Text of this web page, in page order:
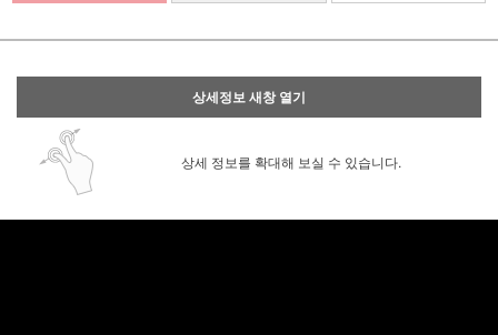
상세정보 새창 열기
상세 정보를 확대해 보실 수 있습니다.